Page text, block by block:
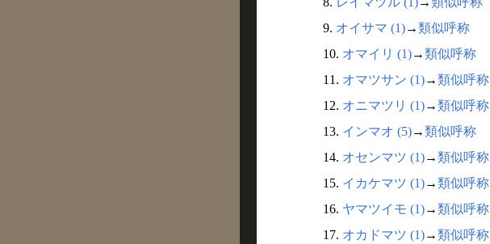
9. オイサマ (1)→類似呼称
10. オマイリ (1)→類似呼称
11. オマツサン (1)→類似呼称
12. オニマツリ (1)→類似呼称
13. インマオ (5)→類似呼称
14. オセンマツ (1)→類似呼称
15. イカケマツ (1)→類似呼称
16. ヤマツイモ (1)→類似呼称
17. オカドマツ (1)→類似呼称